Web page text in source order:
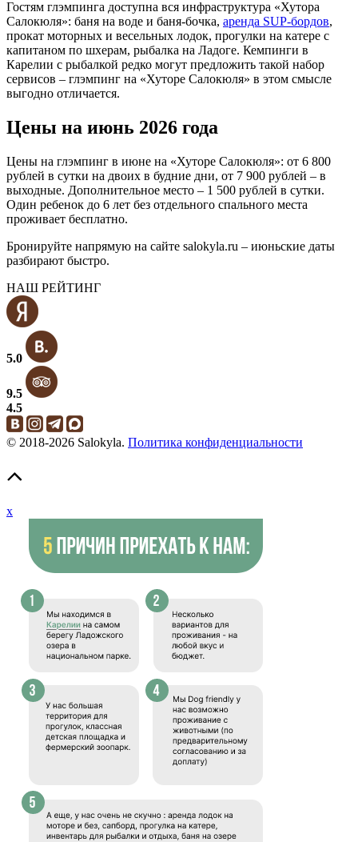
Гостям глэмпинга доступна вся инфраструктура «Хутора
Салокюля»: баня на воде и баня-бочка, аренда SUP-бордов,
прокат моторных и весельных лодок, прогулки на катере с
капитаном по шхерам, рыбалка на Ладоге. Кемпинги в
Карелии с рыбалкой редко могут предложить такой набор
сервисов – глэмпинг на «Хуторе Салокюля» в этом смысле
выгодно отличается.
Цены на июнь 2026 года
Цены на глэмпинг в июне на «Хуторе Салокюля»: от 6 800
рублей в сутки на двоих в будние дни, от 7 900 рублей – в
выходные. Дополнительное место – 1 500 рублей в сутки.
Один ребенок до 6 лет без отдельного спального места
проживает бесплатно.
Бронируйте напрямую на сайте salokyla.ru – июньские даты
разбирают быстро.
НАШ РЕЙТИНГ
5.0
9.5
4.5
© 2018-2026 Salokyla. Политика конфиденциальности
x